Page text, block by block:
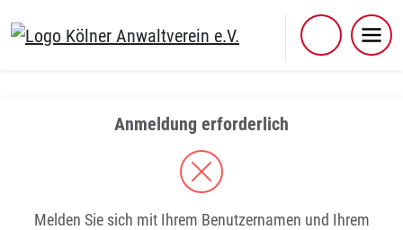
Anmeldung erforderlich
Melden Sie sich mit Ihrem Benutzernamen und Ihrem